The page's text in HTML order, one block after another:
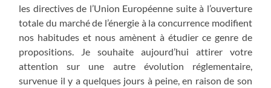
les directives de l’Union Européenne suite à l’ouverture
totale du marché de l’énergie à la concurrence modifient
nos habitudes et nous amènent à étudier ce genre de
propositions. Je souhaite aujourd’hui attirer votre
attention sur une autre évolution réglementaire,
survenue il y a quelques jours à peine, en raison de son